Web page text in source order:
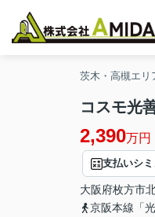
茨木・高槻エリ
コスモ光
2,390万円
支払いシ
大阪府枚方市
京阪本線「